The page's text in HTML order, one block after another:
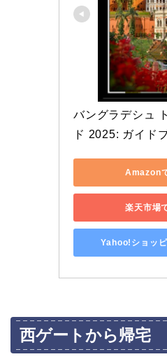
バングラデシュ
ド 2025: ガイド
Amazon
楽天市場
Yahoo!ショッ
西ゲートから帰宅